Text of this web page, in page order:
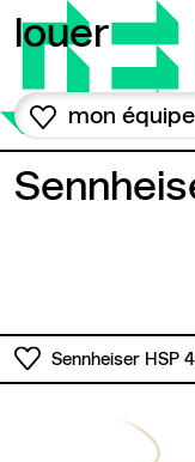
louer
mon
Sennheiser HSP 4